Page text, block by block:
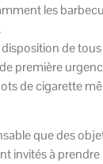
les
de
première
de cigarette
que des
invités à